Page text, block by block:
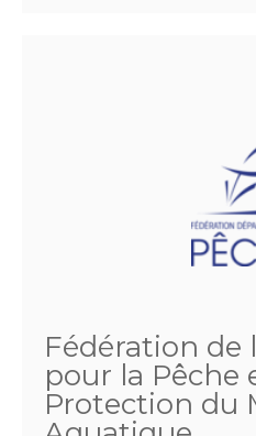
Fédération de
pour la Pêche
Protection du